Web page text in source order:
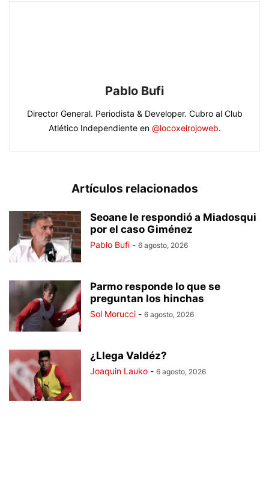
Pablo Bufi
Director General. Periodista & Developer. Cubro al Club
Atlético Independiente en @locoxelrojoweb.
Artículos relacionados
Seoane le respondió a Miadosqui
por el caso Giménez
Pablo Bufi - 6 agosto, 2026
Parmo responde lo que se
preguntan los hinchas
Sol Morucci - 6 agosto, 2026
¿Llega Valdéz?
Joaquin Lauko - 6 agosto, 2026